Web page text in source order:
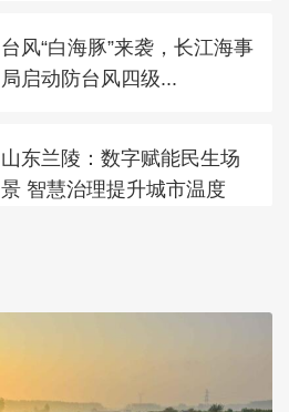
台风“白海豚”来袭，长江海事
局启动防台风四级...
山东兰陵：数字赋能民生场
景 智慧治理提升城市温度